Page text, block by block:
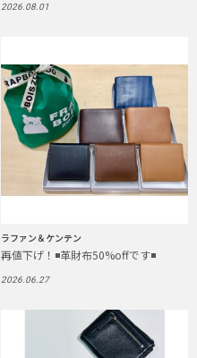
2026.08.01
ラファン＆ケンテン
再値下げ！◾️革財布50%offです◾️
2026.06.27